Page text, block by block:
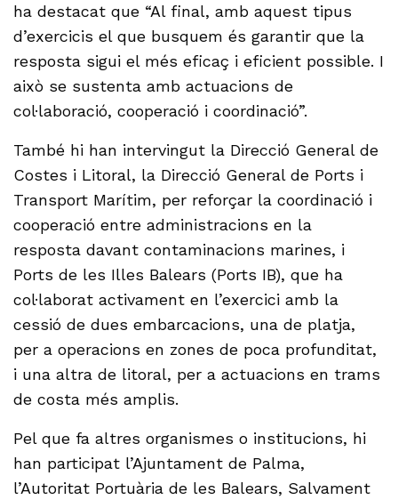
ha destacat que “Al final, amb aquest tipus
d’exercicis el que busquem és garantir que la
resposta sigui el més eficaç i eficient possible. I
això se sustenta amb actuacions de
col·laboració, cooperació i coordinació”.
També hi han intervingut la Direcció General de
Costes i Litoral, la Direcció General de Ports i
Transport Marítim, per reforçar la coordinació i
cooperació entre administracions en la
resposta davant contaminacions marines, i
Ports de les Illes Balears (Ports IB), que ha
col·laborat activament en l’exercici amb la
cessió de dues embarcacions, una de platja,
per a operacions en zones de poca profunditat,
i una altra de litoral, per a actuacions en trams
de costa més amplis.
Pel que fa altres organismes o institucions, hi
han participat l’Ajuntament de Palma,
l’Autoritat Portuària de les Balears, Salvament